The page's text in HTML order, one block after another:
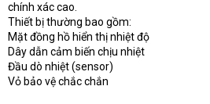
chính xác cao.
Thiết bị thường bao gồm:
Mặt đồng hồ hiển thị nhiệt độ
Dây dẫn cảm biến chịu nhiệt
Đầu dò nhiệt (sensor)
Vỏ bảo vệ chắc chắn